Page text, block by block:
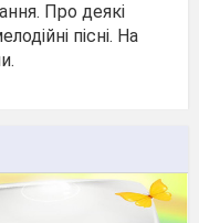
Про деякі
пісні. На